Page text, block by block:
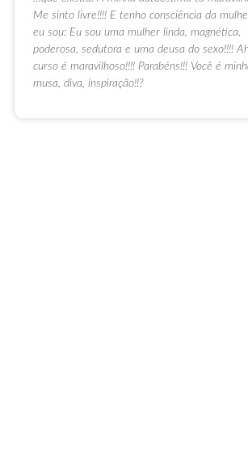
Me sinto livre!!!! E tenho consciência da
eu sou: Eu sou uma mulher linda, magnética,
poderosa, sedutora e uma deusa do sexo!!!!
curso é maravilhoso!!!! Parabéns!!! Você é
musa, diva, inspiração!!?